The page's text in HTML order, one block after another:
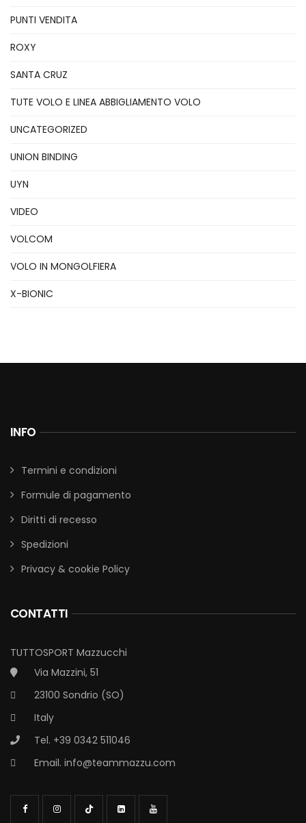
PUNTI VENDITA
ROXY
SANTA CRUZ
TUTE VOLO E LINEA ABBIGLIAMENTO VOLO
UNCATEGORIZED
UNION BINDING
UYN
VIDEO
VOLCOM
VOLO IN MONGOLFIERA
X-BIONIC
INFO
Termini e condizioni
Formule di pagamento
Diritti di recesso
Spedizioni
Privacy & cookie Policy
CONTATTI
TUTTOSPORT Mazzucchi
Via Mazzini, 51
23100 Sondrio (SO)
Italy
Tel. +39 0342 511046
Email. info@teammazzu.com